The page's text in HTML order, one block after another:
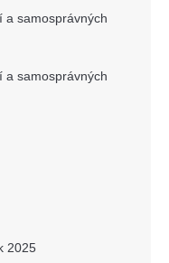
a samosprávných
a samosprávných
2025